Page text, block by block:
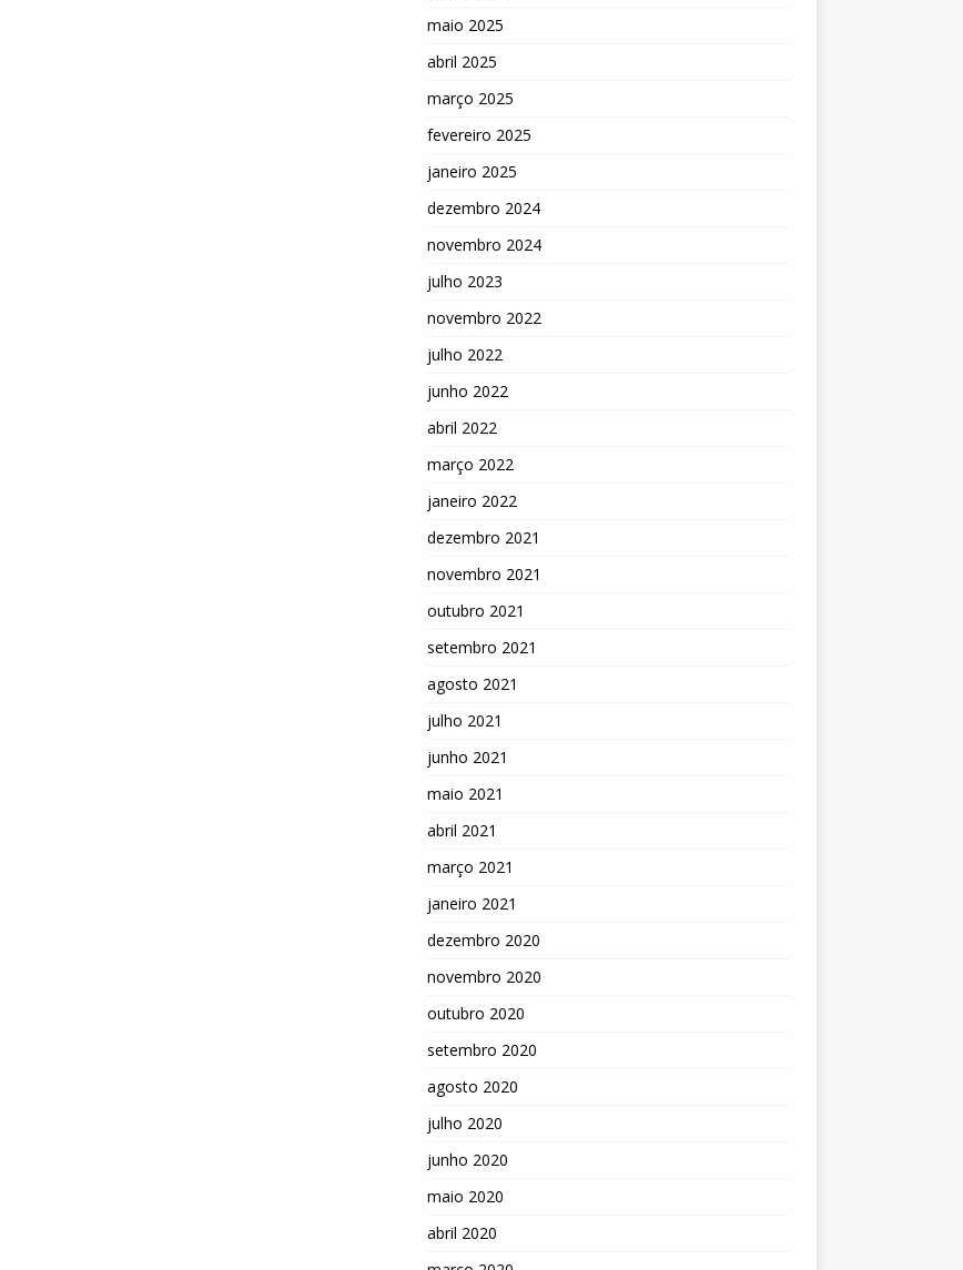
maio 2025
abril 2025
março 2025
fevereiro 2025
janeiro 2025
dezembro 2024
novembro 2024
julho 2023
novembro 2022
julho 2022
junho 2022
abril 2022
março 2022
janeiro 2022
dezembro 2021
novembro 2021
outubro 2021
setembro 2021
agosto 2021
julho 2021
junho 2021
maio 2021
abril 2021
março 2021
janeiro 2021
dezembro 2020
novembro 2020
outubro 2020
setembro 2020
agosto 2020
julho 2020
junho 2020
maio 2020
abril 2020